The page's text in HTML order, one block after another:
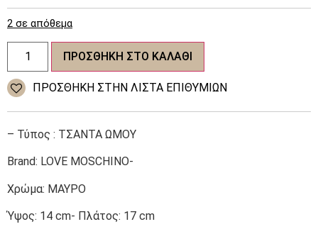
price
was:
185,00 €.
τρέχουσα
είναι:
160,00 €.
– Τύπος : ΤΣΑΝΤΑ ΩΜΟΥ
Brand: LOVE MOSCHINO-
Χρώμα: ΜΑΥΡΟ
Ύψος: 14 cm- Πλάτος: 17 cm
2 σε απόθεμα
Γυναικεία
τσάντα
Love
Moschino
ποσότητα
ΠΡΟΣΘΉΚΗ ΣΤΟ ΚΑΛΆΘΙ
ΠΡΌΣΘΉΚΗ ΣΤΗΝ ΛΊΣΤΑ ΕΠΙΘΥΜΙΏΝ